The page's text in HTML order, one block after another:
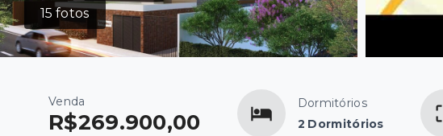
15 fotos
Venda
R$269.900,00
Dormitórios
2 Dormitórios